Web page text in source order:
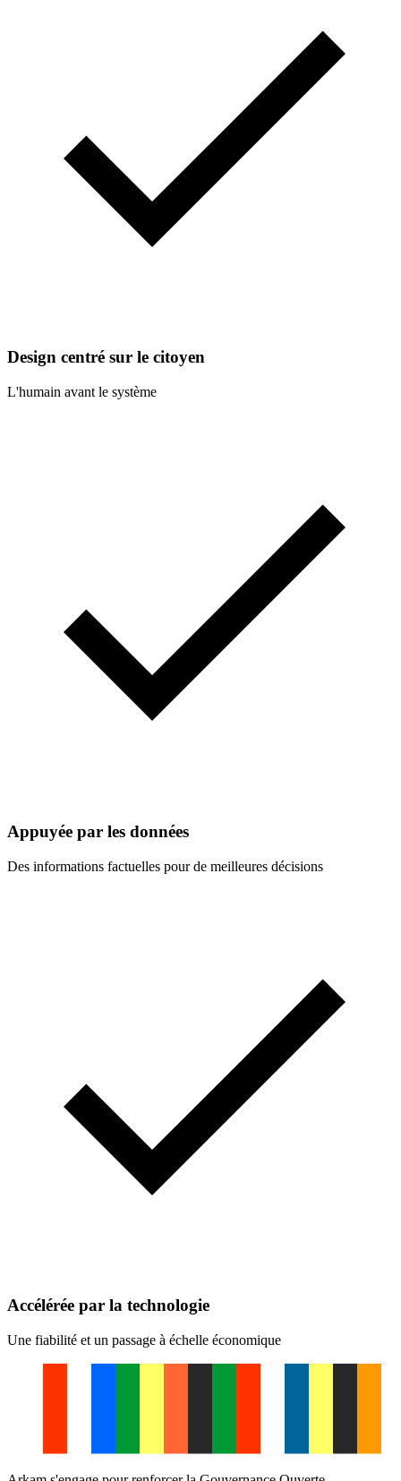
Design centré sur le citoyen
L'humain avant le système
Appuyée par les données
Des informations factuelles pour de meilleures décisions
Accélérée par la technologie
Une fiabilité et un passage à échelle économique